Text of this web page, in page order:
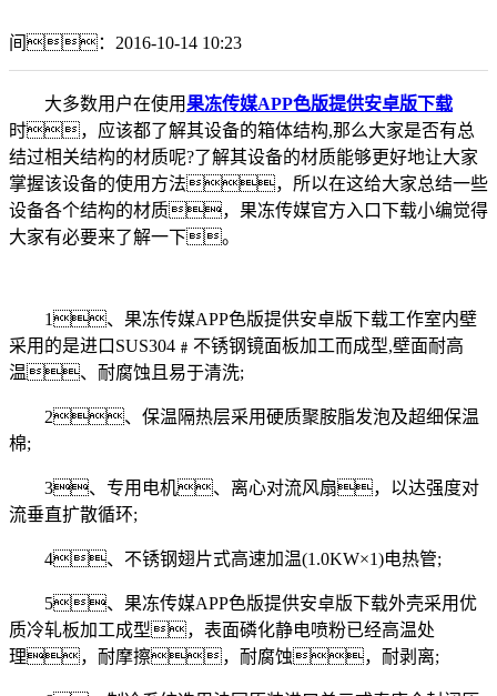
间：2016-10-14 10:23
大多数用户在使用 果冻传媒APP色版提供安卓版下载
时，应该都了解其设备的箱体结构,那么大家是否有总
结过相关结构的材质呢?了解其设备的材质能够更好地让大家
掌握该设备的使用方法，所以在这给大家总结一些
设备各个结构的材质，果冻传媒官方入口下载小编觉得
大家有必要来了解一下。
1、果冻传媒APP色版提供安卓版下载工作室内壁
采用的是进口SUS304﹟不锈钢镜面板加工而成型,壁面耐高
温、耐腐蚀且易于清洗;
2、保温隔热层采用硬质聚胺脂发泡及超细保温
棉;
3、专用电机、离心对流风扇，以达强度对
流垂直扩散循环;
4、不锈钢翅片式高速加温(1.0KW×1)电热管;
5、果冻传媒APP色版提供安卓版下载外壳采用优
质冷轧板加工成型，表面磷化静电喷粉已经高温处
理，耐摩擦，耐腐蚀，耐剥离;